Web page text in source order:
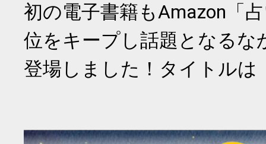
初の電子書籍もAmazon「
位をキープし話題となるな
登場しました！タイトルは